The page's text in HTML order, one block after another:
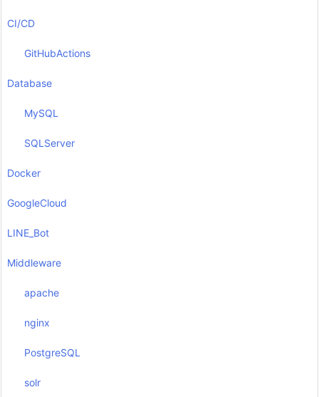
CI/CD
GitHubActions
Database
MySQL
SQLServer
Docker
GoogleCloud
LINE_Bot
Middleware
apache
nginx
PostgreSQL
solr